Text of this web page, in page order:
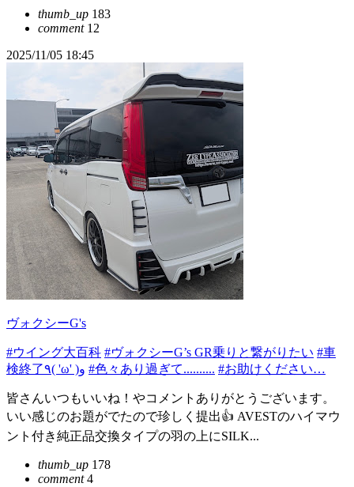
thumb_up 183
comment12
2025/11/05 18:45
ヴォクシーG's
#ウイング大百科 #ヴォクシーG’s GR乗りと繋がりたい #車
検終了٩( 'ω' )و #色々あり過ぎて.......... #お助けください…
皆さんいつもいいね！やコメントありがとうございます。
いい感じのお題がでたので珍しく提出👍 AVESTのハイマウ
ント付き純正品交換タイプの羽の上にSILK...
thumb_up 178
comment4